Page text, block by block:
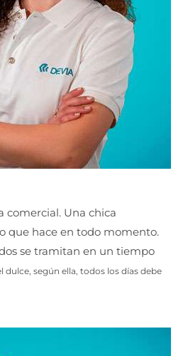
comercial. Una chica
que hace en todo momento.
se tramitan en un tiempo
dulce, según ella, todos los días debe